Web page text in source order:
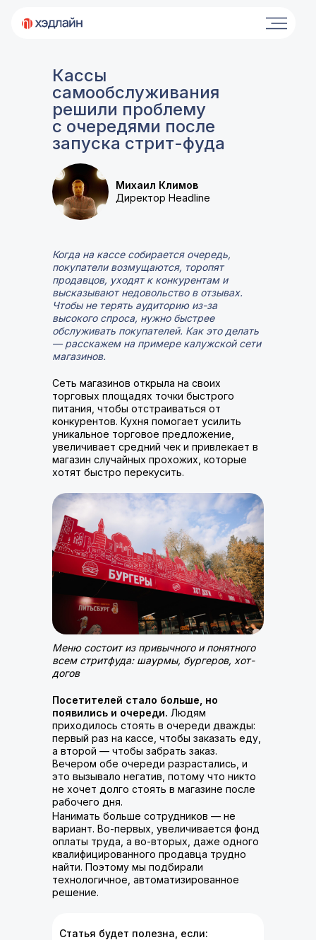
Кассы
самообслуживания
решили проблему
с очередями после
запуска стрит-фуда
Когда на кассе собирается очередь,
покупатели возмущаются, торопят
продавцов, уходят к конкурентам и
высказывают недовольство в отзывах.
Чтобы не терять аудиторию из-за
высокого спроса, нужно быстрее
обслуживать покупателей. Как это делать
— расскажем на примере калужской сети
магазинов.
Статья будет полезна, если:
Михаил Климов
Директор Headline
Сеть магазинов открыла на своих
торговых площадях точки быстрого
питания, чтобы отстраиваться от
конкурентов. Кухня помогает усилить
уникальное торговое предложение,
увеличивает средний чек и привлекает в
магазин случайных прохожих, которые
хотят быстро перекусить.
Посетителей стало больше, но
появились и очереди. Людям
приходилось стоять в очереди дважды:
первый раз на кассе, чтобы заказать еду,
а второй — чтобы забрать заказ.
Вечером обе очереди разрастались, и
это вызывало негатив, потому что никто
не хочет долго стоять в магазине после
рабочего дня.
Нанимать больше сотрудников — не
вариант. Во-первых, увеличивается фонд
оплаты труда, а во-вторых, даже одного
квалифицированного продавца трудно
найти. Поэтому мы подбирали
технологичное, автоматизированное
решение.
Меню состоит из привычного и понятного
всем стритфуда: шаурмы, бургеров, хот-
догов